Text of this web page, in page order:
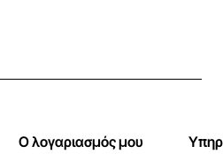
Ο λογαριασμός μου